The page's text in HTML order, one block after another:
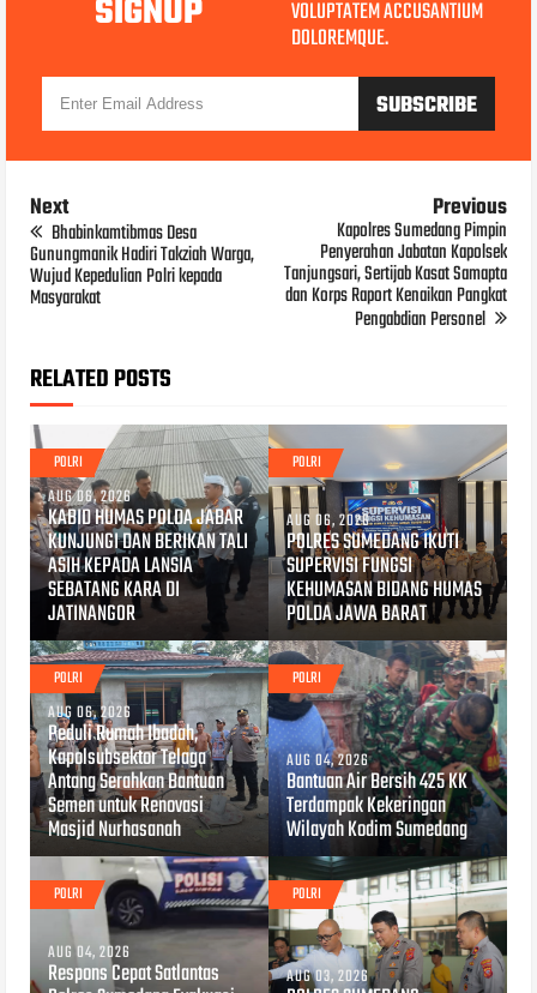
SIGNUP VOLUPTATEM ACCUSANTIUM
DOLOREMQUE.
Next
Bhabinkamtibmas Desa
Gunungmanik Hadiri Takziah Warga,
Wujud Kepedulian Polri kepada
Masyarakat
Previous
Kapolres Sumedang Pimpin
Penyerahan Jabatan Kapolsek
Tanjungsari, Sertijab Kasat Samapta
dan Korps Raport Kenaikan Pangkat
Pengabdian Personel
RELATED POSTS
POLRI
AUG 06, 2026
KABID HUMAS POLDA JABAR
KUNJUNGI DAN BERIKAN TALI
ASIH KEPADA LANSIA
SEBATANG KARA DI
JATINANGOR
POLRI
AUG 06, 2026
POLRES SUMEDANG IKUTI
SUPERVISI FUNGSI
KEHUMASAN BIDANG HUMAS
POLDA JAWA BARAT
POLRI
AUG 06, 2026
Peduli Rumah Ibadah,
Kapolsubsektor Telaga
Antang Serahkan Bantuan
Semen untuk Renovasi
Masjid Nurhasanah
POLRI
AUG 04, 2026
Bantuan Air Bersih 425 KK
Terdampak Kekeringan
Wilayah Kodim Sumedang
POLRI
AUG 04, 2026
Respons Cepat Satlantas
POLRI
AUG 03, 2026